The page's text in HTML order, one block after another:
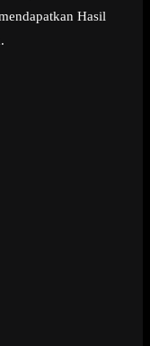
Hasil